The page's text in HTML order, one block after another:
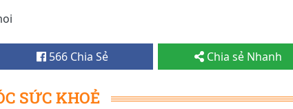
566 Chia Sẻ Chia sẻ Nhanh
SỨC KHOẺ